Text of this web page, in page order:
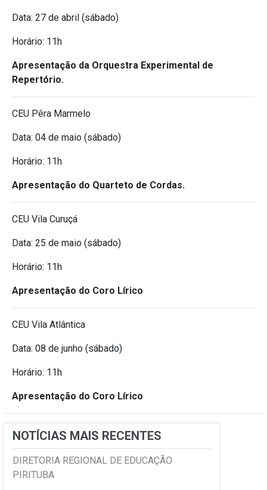
Data: 27 de abril (sábado)
Horário: 11h
Apresentação da Orquestra Experimental de
Repertório.
CEU Pêra Marmelo
Data: 04 de maio (sábado)
Horário: 11h
Apresentação do Quarteto de Cordas.
CEU Vila Curuçá
Data: 25 de maio (sábado)
Horário: 11h
Apresentação do Coro Lírico
CEU Vila Atlântica
Data: 08 de junho (sábado)
Horário: 11h
Apresentação do Coro Lírico
NOTÍCIAS MAIS RECENTES
DIRETORIA REGIONAL DE EDUCAÇÃO
PIRITUBA